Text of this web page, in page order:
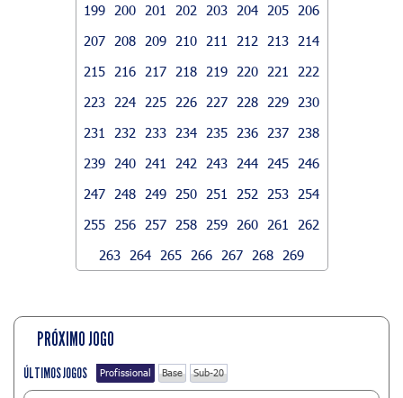
199
200 201 202 203 204 205
206
207
208 209 210 211 212 213
214
215
216 217 218 219 220 221
222
223
224 225 226 227 228 229
230
231
232 233 234 235 236 237
238
239
240 241 242 243 244 245
246
247
248 249 250 251 252 253
254
255
256 257 258 259 260 261
262
263
264 265 266 267 268 269
PRÓXIMO JOGO
ÚLTIMOS JOGOS Profissional Base Sub-20